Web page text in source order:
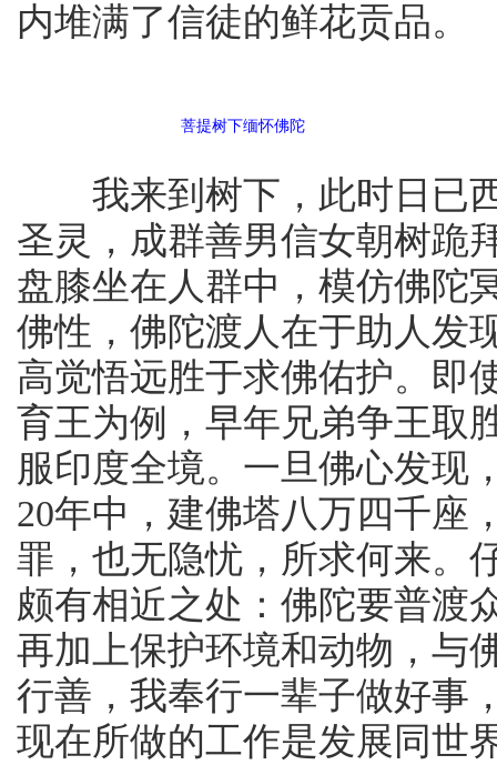
内堆满了信徒的鲜花贡品。
菩提树下缅怀佛陀
我来到树下，此时日已西
圣灵，成群善男信女朝树跪
盘膝坐在人群中，模仿佛陀
佛性，佛陀渡人在于助人发
高觉悟远胜于求佛佑护。即
育王为例，早年兄弟争王取
服印度全境。一旦佛心发现
20年中，建佛塔八万四千座
罪，也无隐忧，所求何来。
颇有相近之处：佛陀要普渡
再加上保护环境和动物，与
行善，我奉行一辈子做好事
现在所做的工作是发展同世